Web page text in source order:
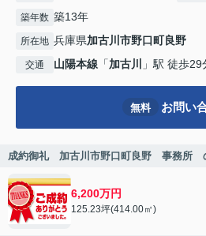
築年数 築13年
所在地 兵庫県加古川市野口町良野
交通 山陽本線 「加古川 」駅 徒歩29
無料 お問い
成約御礼 加古川市野口町良野 事務所
6,200万円
125.23坪(414.00㎡)